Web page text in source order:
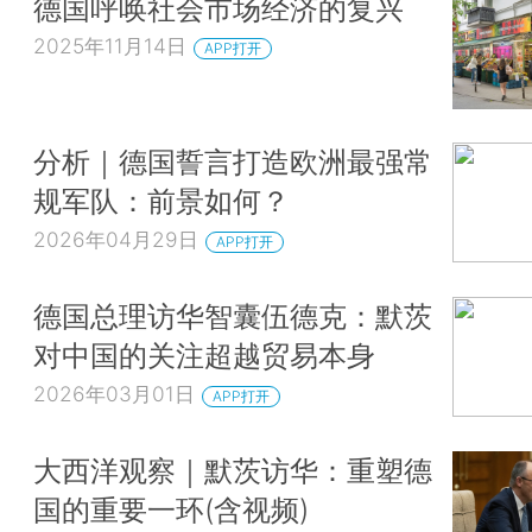
德国呼唤社会市场经济的复兴
2025年11月14日 APP打开
分析｜德国誓言打造欧洲最强常
规军队：前景如何？
2026年04月29日 APP打开
德国总理访华智囊伍德克：默茨
对中国的关注超越贸易本身
2026年03月01日 APP打开
大西洋观察｜默茨访华：重塑德
国的重要一环(含视频)